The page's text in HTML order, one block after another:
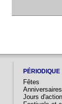
PÉRIODIQUE
Fêtes
Anniversaires
Jours d'action